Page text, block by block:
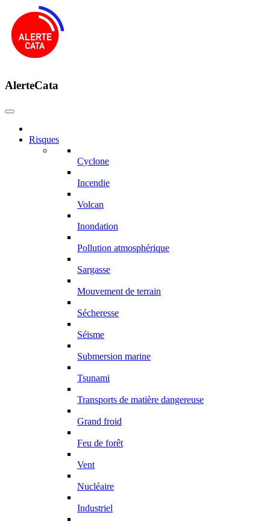
AlerteCata
Risques
Cyclone
Incendie
Volcan
Inondation
Pollution atmosphérique
Sargasse
Mouvement de terrain
Sécheresse
Séisme
Submersion marine
Tsunami
Transports de matière dangereuse
Grand froid
Feu de forêt
Vent
Nucléaire
Industriel